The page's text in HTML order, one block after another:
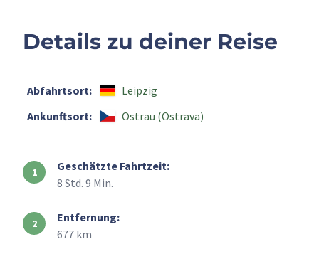
Details zu deiner Reise
Abfahrtsort:
Leipzig
Ankunftsort:
Ostrau (Ostrava)
Geschätzte Fahrtzeit:
8 Std. 9 Min.
Entfernung:
677 km